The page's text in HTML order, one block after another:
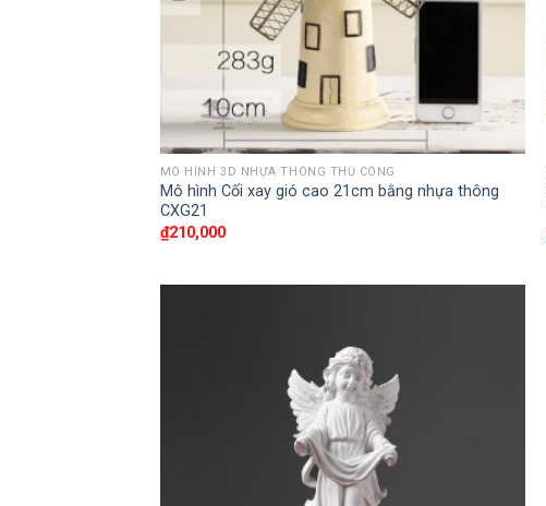
MÔ HÌNH 3D NHỰA THÔNG THỦ CÔNG
Mô hình Cối xay gió cao 21cm bằng nhựa thông
CXG21
₫210,000